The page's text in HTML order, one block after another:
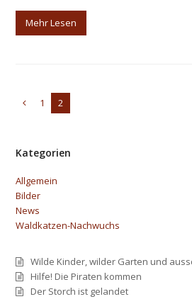
Mehr Lesen
Vorheriger
Seite
1 Seite
2
Kategorien
Allgemein
Bilder
News
Waldkatzen-Nachwuchs
Wilde Kinder, wilder Garten und
Hilfe! Die Piraten kommen
Der Storch ist gelandet